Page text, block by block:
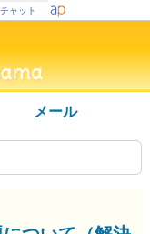
チャット
メール